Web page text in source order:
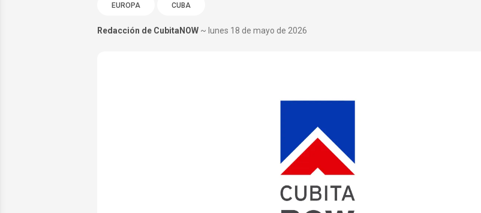
EUROPA CUBA
Redacción de CubitaNOW ~ lunes 18 de mayo de 2026